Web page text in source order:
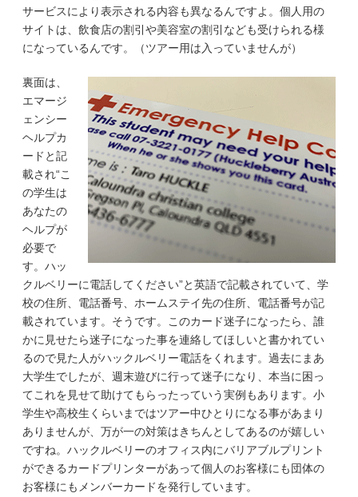
サービスにより表示される内容も異なるんですよ。個人用の
サイトは、飲食店の割引や美容室の割引なども受けられる様
になっているんです。（ツアー用は入っていませんが）
裏面は、
エマージ
ェンシー
ヘルプカ
ードと記
載され“こ
の学生は
あなたの
ヘルプが
必要で
す。ハッ
クルベリーに電話してください”と英語で記載されていて、学
校の住所、電話番号、ホームステイ先の住所、電話番号が記
載されています。そうです。このカード迷子になったら、誰
かに見せたら迷子になった事を連絡してほしいと書かれてい
るので見た人がハックルベリー電話をくれます。過去にまあ
大学生でしたが、週末遊びに行って迷子になり、本当に困っ
てこれを見せて助けてもらったっていう実例もあります。小
学生や高校生くらいまではツアー中ひとりになる事があまり
ありませんが、万が一の対策はきちんとしてあるのが嬉しい
ですね。ハックルベリーのオフィス内にバリアブルプリント
ができるカードプリンターがあって個人のお客様にも団体の
お客様にもメンバーカードを発行しています。